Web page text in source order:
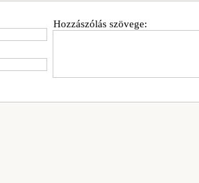
Hozzászólás szövege: